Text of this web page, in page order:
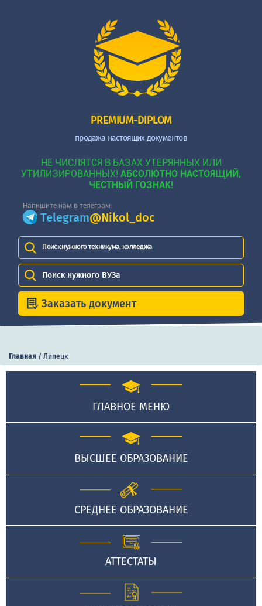
PREMIUM-DIPLOM
продажа настоящих документов
НЕ ЧИСЛЯТСЯ В БАЗАХ УТЕРЯННЫХ ИЛИ
УТИЛИЗИРОВАННЫХ! АБСОЛЮТНО НАСТОЯЩИЙ,
ЧЕСТНЫЙ ГОЗНАК!
Напишите нам в телеграм:
Telegram@Nikol_doc
Поиск нужного техникума, колледжа
Поиск нужного ВУЗа
Заказать документ
Главная / Липецк
ГЛАВНОЕ МЕНЮ
ВЫСШЕЕ ОБРАЗОВАНИЕ
СРЕДНЕЕ ОБРАЗОВАНИЕ
АТТЕСТАТЫ